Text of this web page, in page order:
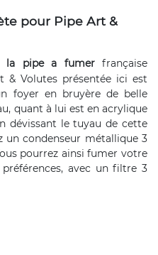
pour Pipe Art &
la pipe a fumerfrançaise
& Volutes présentée ici est
foyer en bruyère de belle
quant à lui est en acrylique
dévissant le tuyau de cette
un condenseur métallique 3
pourrez ainsi fumer votre
avec un filtre 3